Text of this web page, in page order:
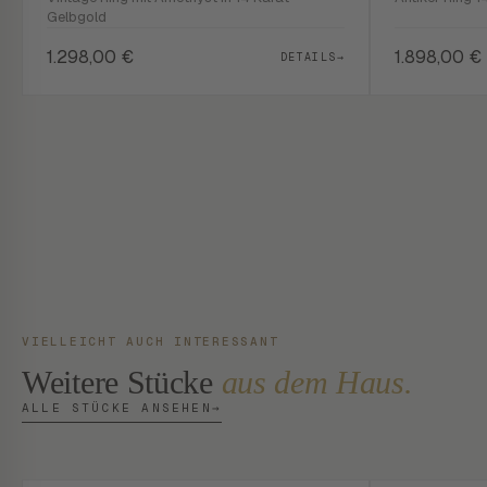
Gelbgold
1.298,00 € DETAILS→ 1.898,00 €
VIELLEICHT AUCH INTERESSANT
Weitere Stücke aus dem Haus.
ALLE STÜCKE ANSEHEN →